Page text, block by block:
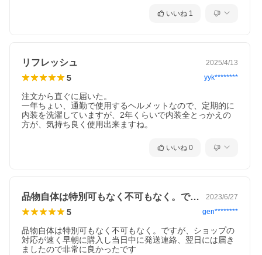
いいね 1
リフレッシュ 2025/4/13
5 yyk********
注文から直ぐに届いた。
一年ちょい、通勤で使用するヘルメットなので、定期的に
内装を洗濯していますが、2年くらいで内装全とっかえの
方が、気持ち良く使用出来ますね。
いいね 0
品物自体は特別可もなく不可もなく。です… 2023/6/27
5 gen********
品物自体は特別可もなく不可もなく。ですが、ショップの
対応が速く早朝に購入し当日中に発送連絡、翌日には届き
ましたので非常に良かったです